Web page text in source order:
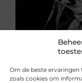
Om de beste
zoals cookies om
Goudsbloemen